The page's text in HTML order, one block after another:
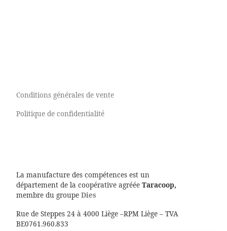
Conditions générales de vente
Politique de confidentialité
La manufacture des compétences est un
département de la coopérative agrééeTaracoop,
membre du groupe Dies
Rue de Steppes 24 à 4000 Liège –RPM Liège – TVA
BE0761.960.833